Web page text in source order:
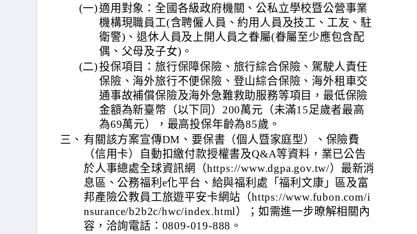
(一) 適用對象：全國各級政府機關、公私立學校暨公營事業
機構現職員工(含聘僱人員、約用人員及技工、工友、駐
衛警)、退休人員及上開人員之眷屬(眷屬至少應包含配
偶、父母及子女)。
(二)投保項目：旅行保障保險、旅行綜合保險、駕駛人責任
保險、海外旅行不便保險、登山綜合保險、海外租車交
通事故補償保險及海外急難救助服務等項目，最低保險
金額為新臺幣（以下同）200萬元（未滿15足歲者最高
為69萬元），最高投保年齡為85歲。
三、 有關該方案宣傳DM、要保書（個人暨家庭型）、保險費
（信用卡）自動扣繳付款授權書及Q&A等資料，業已公告
於人事總處全球資訊網（https://www.dgpa.gov.tw/）最新消
息區、公務福利e化平台、給與福利處「福利文康」區及富
邦產險公教員工旅遊平安卡網站（https://www.fubon.com/i
nsurance/b2b2c/hwc/index.html）；如需進一步暸解相關內
容，洽詢電話：0809-019-888。